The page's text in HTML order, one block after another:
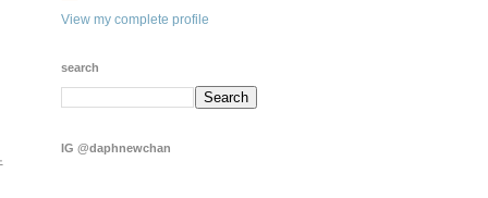
View my complete profile
search
IG @daphnewchan